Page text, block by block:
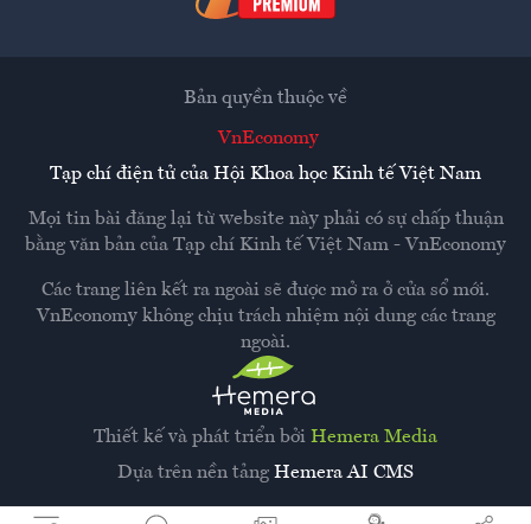
Thiết kế và phát triển bởi Hemera Media
Dựa trên nền tảng Hemera AI CMS
Bản quyền thuộc về
VnEconomy
Tạp chí điện tử của Hội Khoa học Kinh tế Việt Nam
Mọi tin bài đăng lại từ website này phải có sự chấp thuận
bằng văn bản của Tạp chí Kinh tế Việt Nam - VnEconomy
Các trang liên kết ra ngoài sẽ được mở ra ở cửa sổ mới.
VnEconomy không chịu trách nhiệm nội dung các trang
ngoài.